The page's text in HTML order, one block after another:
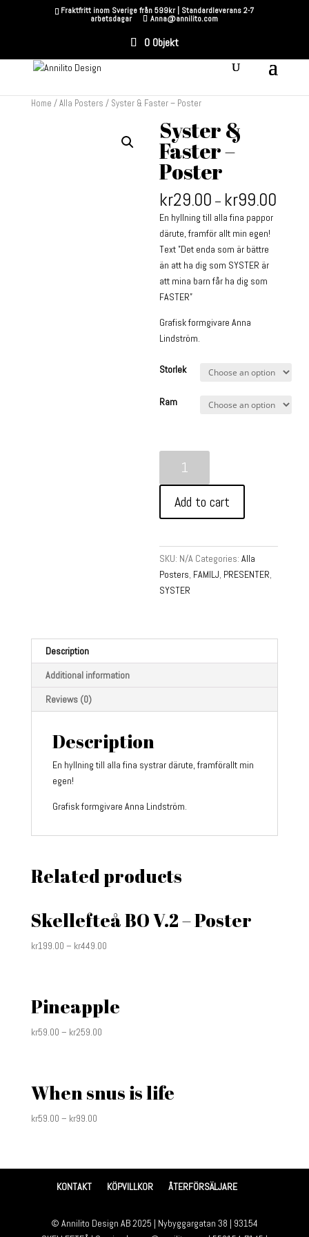
Fraktfritt inom Sverige från 599kr | Standardleverans 2-7
arbetsdagar Anna@annilito.com
0 Objekt
Home /Alla Posters / Syster & Faster – Poster
Syster &
Faster –
Poster
kr29.00 – kr99.00
En hyllning till alla fina pappor
därute, framför allt min egen!
Text ”Det enda som är bättre
än att ha dig som SYSTER är
att mina barn får ha dig som
FASTER”
Grafisk formgivare Anna
Lindström.
Storlek
Ram
Faster
Poster
Add to cart
SKU: N/A Categories:Alla
Posters, FAMILJ, PRESENTER,
SYSTER
Description
Additional information
Reviews (0)
Description
En hyllning till alla fina systrar därute, framförallt min
egen!
Grafisk formgivare Anna Lindström.
Related products
Skellefteå BO V.2 – Poster
kr199.00 – kr449.00
Pineapple
kr59.00 – kr259.00
When snus is life
kr59.00 – kr99.00
KONTAKT KÖPVILLKOR ÅTERFÖRSÄLJARE
© Annilito Design AB 2025 | Nybyggargatan 38 | 93154